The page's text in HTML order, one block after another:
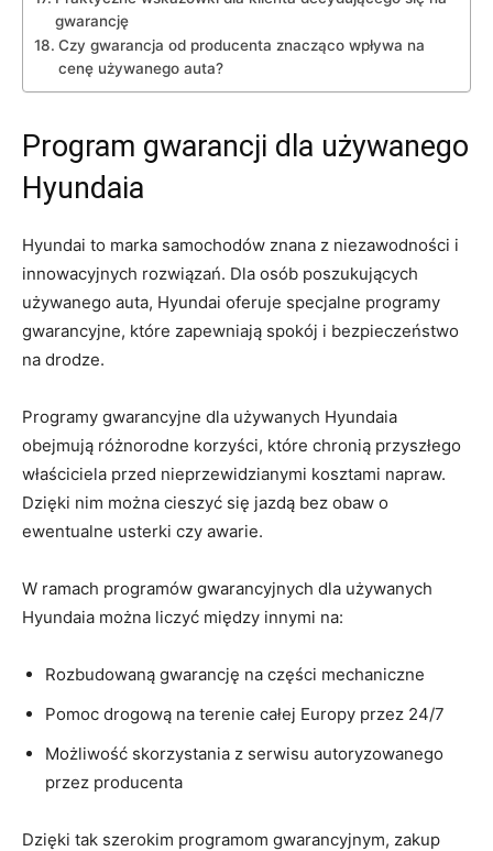
gwarancję
Czy‌ gwarancja od producenta znacząco wpływa na
cenę używanego auta?
Program gwarancji dla używanego
Hyundaia
Hyundai to marka samochodów znana z niezawodności i‍
innowacyjnych ‌rozwiązań. Dla osób poszukujących
używanego auta,⁢ Hyundai oferuje specjalne programy‍
gwarancyjne, które zapewniają spokój ⁣i bezpieczeństwo
na drodze.
Programy gwarancyjne dla używanych Hyundaia
obejmują różnorodne‌ korzyści, które​ chronią przyszłego
⁢właściciela przed nieprzewidzianymi kosztami ⁢napraw.
Dzięki⁢ nim można cieszyć się⁣ jazdą bez obaw⁣ o
⁢ewentualne usterki​ czy awarie.
W ⁤ramach programów gwarancyjnych ‌dla⁢ używanych
⁤Hyundaia⁤ można liczyć między innymi ‌na:
Rozbudowaną gwarancję na ⁢części mechaniczne
Pomoc drogową na terenie ⁣całej Europy przez 24/7
Możliwość skorzystania z serwisu autoryzowanego
przez producenta
Dzięki tak szerokim programom gwarancyjnym, zakup⁣